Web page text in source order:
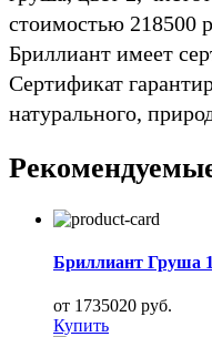
стоимостью 218500
Бриллиант имеет
Сертификат
натурального,
Бриллиант Груша
от 1735020 руб.
Купить